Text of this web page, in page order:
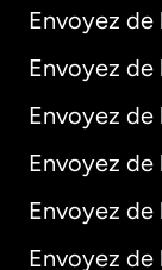
Envoyez de
Envoyez de
Envoyez
Envoyez de
Envoyez
Envoyez de